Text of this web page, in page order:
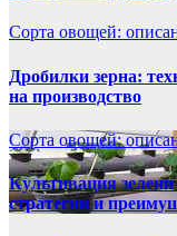
Сорта овощей:
Дробилки зерна:
на производство
Сорта овощей:
Культивация
стратегии и